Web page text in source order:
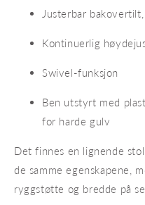
Justerbar
Kontinuerlig
Swivel-funksjon
Ben utstyrt med
for harde gulv
Det finnes en lignende
de samme egenskapene,
ryggstøtte og bredde på